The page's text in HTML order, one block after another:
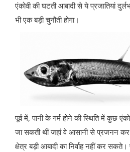
एंकोवी की घटती आबादी से ये प्रजातियां
भी एक बड़ी चुनौती होगा।
पूर्व में, पानी के गर्म होने की स्थिति में कुछ
जा सकती थीं जहां वे आसानी से प्रजनन कर
क्षेत्र बड़ी आबादी का निर्वाह नहीं कर